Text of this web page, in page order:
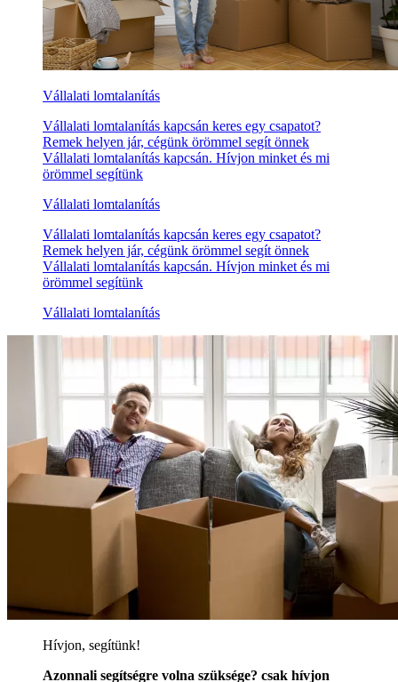
Vállalati lomtalanítás
Vállalati lomtalanítás kapcsán keres egy csapatot?
Remek helyen jár, cégünk örömmel segít önnek
Vállalati lomtalanítás kapcsán. Hívjon minket és mi
örömmel segítünk
Vállalati lomtalanítás
Vállalati lomtalanítás kapcsán keres egy csapatot?
Remek helyen jár, cégünk örömmel segít önnek
Vállalati lomtalanítás kapcsán. Hívjon minket és mi
örömmel segítünk
Vállalati lomtalanítás
Hívjon, segítünk!
Azonnali segítségre volna szüksége? csak hívjon